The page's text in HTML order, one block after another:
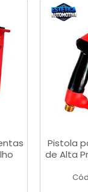
Pistola
de Alta